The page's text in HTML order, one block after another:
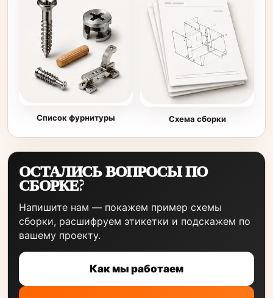
Список фурнитуры Схема сборки
ОСТАЛИСЬ ВОПРОСЫ ПО
СБОРКЕ?
Напишите нам — покажем пример схемы
сборки, расшифруем этикетки и подскажем по
вашему проекту.
Как мы работаем